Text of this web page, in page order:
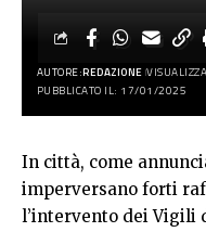
AUTORE:REDAZIONE
PUBBLICATO IL: 17/01/2025
In città, come
imperversano forti
l’intervento dei Vigili